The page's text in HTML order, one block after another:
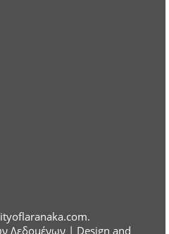
Δεδομένων | Design and